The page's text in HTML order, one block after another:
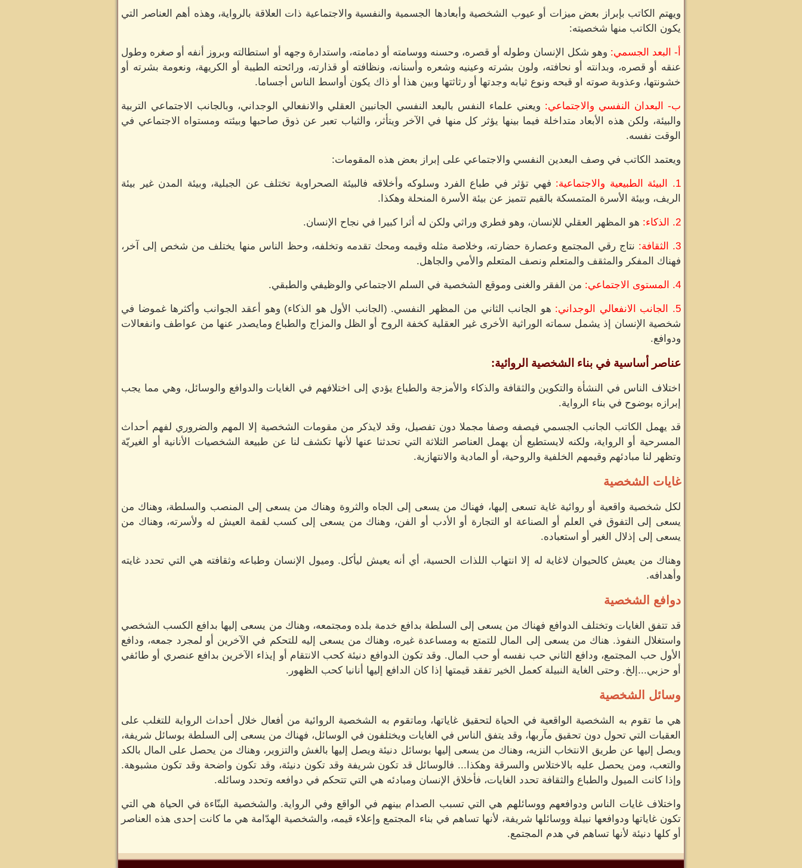
ويهتم الكاتب بإبراز بعض ميزات أو عيوب الشخصية وأبعادها الجسمية والنفسية والاجتماعية ذات العلاقة بالرواية، وهذه أهم العناصر التي
يكون الكاتب منها شخصيته:
أ- البعد الجسمي: وهو شكل الإنسان وطوله أو قصره، وحسنه ووسامته أو دمامته، واستدارة وجهه أو استطالته وبروز أنفه أو صغره وطول
عنقه أو قصره، وبدانته أو نحافته، ولون بشرته وعينيه وشعره وأسنانه، ونظافته أو قذارته، ورائحته الطيبة أو الكريهة، ونعومة بشرته أو
خشونتها، وعذوبة صوته او قبحه ونوع ثيابه وجدتها أو رثاثتها وبين هذا أو ذاك يكون أواسط الناس أجساما.
ب- البعدان النفسي والاجتماعي: ويعني علماء النفس بالبعد النفسي الجانبين العقلي والانفعالي الوجداني، وبالجانب الاجتماعي التربية
والبيئة، ولكن هذه الأبعاد متداخلة فيما بينها يؤثر كل منها في الآخر ويتأثر، والثياب تعبر عن ذوق صاحبها وبيئته ومستواه الاجتماعي في
الوقت نفسه.
ويعتمد الكاتب في وصف البعدين النفسي والاجتماعي على إبراز بعض هذه المقومات:
1. البيئة الطبيعية والاجتماعية:
فهي تؤثر في طباع الفرد وسلوكه وأخلاقه فالبيئة الصحراوية تختلف عن الجبلية، وبيئة المدن غير بيئة
الريف، وبيئة الأسرة المتمسكة بالقيم تتميز عن بيئة الأسرة المنحلة وهكذا.
2. الذكاء: هو المظهر العقلي للإنسان، وهو فطري وراثي ولكن له أثرا كبيرا في نجاح الإنسان.
3. الثقافة:
نتاج رقي المجتمع وعصارة حضارته، وخلاصة مثله وقيمه ومحك تقدمه وتخلفه، وحظ الناس منها يختلف من شخص إلى آخر،
فهناك المفكر والمثقف والمتعلم ونصف المتعلم والأمي والجاهل.
4. المستوى الاجتماعي: من الفقر والغنى وموقع الشخصية في السلم الاجتماعي والوظيفي والطبقي.
5. الجانب الانفعالي الوجداني:
هو الجانب الثاني من المظهر النفسي. (الجانب الأول هو الذكاء) وهو أعقد الجوانب وأكثرها غموضا في
شخصية الإنسان إذ يشمل سماته الوراثية الأخرى غير العقلية كخفة الروح أو الظل والمزاج والطباع ومايصدر عنها من عواطف وانفعالات
ودوافع.
عناصر أساسية في بناء الشخصية الروائية:
اختلاف الناس في النشأة والتكوين والثقافة والذكاء والأمزجة والطباع يؤدي إلى اختلافهم في الغايات والدوافع والوسائل، وهي مما يجب
إبرازه بوضوح في بناء الرواية.
قد يهمل الكاتب الجانب الجسمي فيصفه وصفا مجملا دون تفصيل، وقد لايذكر من مقومات الشخصية إلا المهم والضروري لفهم أحداث
المسرحية أو الرواية، ولكنه لايستطيع أن يهمل العناصر الثلاثة التي تحدثنا عنها لأنها تكشف لنا عن طبيعة الشخصيات الأنانية أو الغيريّة
وتظهر لنا مبادئهم وقيمهم الخلفية والروحية، أو المادية والانتهازية.
غايات الشخصية
لكل شخصية واقعية أو روائية غاية تسعى إليها، فهناك من يسعى إلى الجاه والثروة وهناك من يسعى إلى المنصب والسلطة، وهناك من
يسعى إلى التفوق في العلم أو الصناعة او التجارة أو الأدب أو الفن، وهناك من يسعى إلى كسب لقمة العيش له ولأسرته، وهناك من
يسعى إلى إذلال الغير أو استعباده.
وهناك من يعيش كالحيوان لاغاية له إلا انتهاب اللذات الحسية، أي أنه يعيش ليأكل. وميول الإنسان وطباعه وثقافته هي التي تحدد غايته
وأهدافه.
دوافع الشخصية
قد تتفق الغايات وتختلف الدوافع فهناك من يسعى إلى السلطة بدافع خدمة بلده ومجتمعه، وهناك من يسعى إليها بدافع الكسب الشخصي
واستغلال النفوذ. هناك من يسعى إلى المال للتمتع به ومساعدة غيره، وهناك من يسعى إليه للتحكم في الآخرين أو لمجرد جمعه، ودافع
الأول حب المجتمع، ودافع الثاني حب نفسه أو حب المال. وقد تكون الدوافع دنيئة كحب الانتقام أو إيذاء الآخرين بدافع عنصري أو طائفي
أو حزبي...إلخ. وحتى الغاية النبيلة كعمل الخير تفقد قيمتها إذا كان الدافع إليها أنانيا كحب الظهور.
وسائل الشخصية
هي ما تقوم به الشخصية الواقعية في الحياة لتحقيق غاياتها، وماتقوم به الشخصية الروائية من أفعال خلال أحداث الرواية للتغلب على
العقبات التي تحول دون تحقيق مآربها، وقد يتفق الناس في الغايات ويختلفون في الوسائل، فهناك من يسعى إلى السلطة بوسائل شريفة،
ويصل إليها عن طريق الانتخاب النزيه، وهناك من يسعى إليها بوسائل دنيئة ويصل إليها بالغش والتزوير، وهناك من يحصل على المال بالكد
والتعب، ومن يحصل عليه بالاختلاس والسرقة وهكذا... فالوسائل قد تكون شريفة وقد تكون دنيئة، وقد تكون واضحة وقد تكون مشبوهة.
وإذا كانت الميول والطباع والثقافة تحدد الغايات، فأخلاق الإنسان ومبادئه هي التي تتحكم في دوافعه وتحدد وسائله.
واختلاف غايات الناس ودوافعهم ووسائلهم هي التي تسبب الصدام بينهم في الواقع وفي الرواية. والشخصية البنّاءة في الحياة هي التي
تكون غاياتها ودوافعها نبيلة ووسائلها شريفة، لأنها تساهم في بناء المجتمع وإعلاء قيمه، والشخصية الهدّامة هي ما كانت إحدى هذه العناصر
أو كلها دنيئة لأنها تساهم في هدم المجتمع.